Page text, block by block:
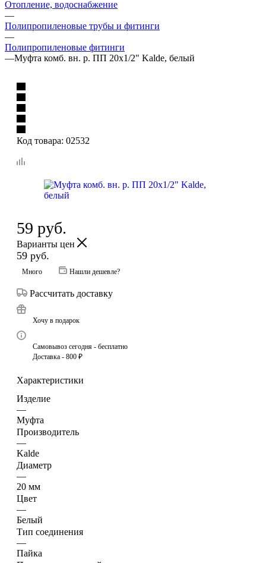
Отопление, водоснабжение
—
Полипропиленовые трубы и фитинги
—
Полипропиленовые фитинги
—Муфта комб. вн. р. ПП 20х1/2" Kalde, белый
Код товара: 02532
59 руб.
Варианты цен
59 руб.
Много Нашли дешевле?
Рассчитать доставку
Хочу в подарок
Самовывоз сегодня - бесплатно
Доставка - 800 ₽
Характеристики
Изделие
—
Муфта
Производитель
—
Kalde
Диаметр
—
20 мм
Цвет
—
Белый
Тип соединения
—
Пайка